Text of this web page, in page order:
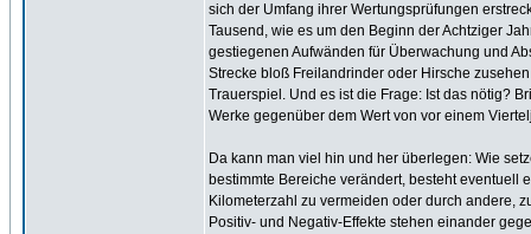
sich der Umfang ihrer Wertungsprüfungen
Tausend, wie es um den Beginn der Achtziger
gestiegenen Aufwänden für Überwachung und
Strecke bloß Freilandrinder oder Hirsche
Trauerspiel. Und es ist die Frage: Ist das nötig?
Werke gegenüber dem Wert von vor einem
Da kann man viel hin und her überlegen: Wie
bestimmte Bereiche verändert, besteht
Kilometerzahl zu vermeiden oder durch andere,
Positiv- und Negativ-Effekte stehen einander